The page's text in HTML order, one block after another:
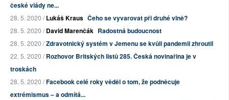
české vlády ne...
28. 5. 2020 /Lukáš Kraus Čeho se vyvarovat při druhé vlně?
28. 5. 2020 /David Marenčák Radostná budoucnost
28. 5. 2020 /Zdravotnický systém v Jemenu se kvůli pandemii zhroutil
22. 5. 2020 /Rozhovor Britských listů 285. Česká novinařina je v
troskách
28. 5. 2020 /Facebook celé roky věděl o tom, že podněcuje
extrémismus – a odmítá...